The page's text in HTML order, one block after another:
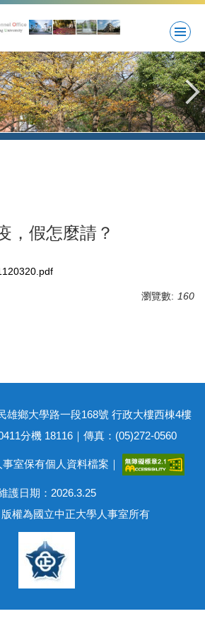
，假怎麼請？
瀏覽數: 160
雄鄉大學路一段168號 行政大樓西棟4樓
分機 18116｜傳真：(05)272-0560
事室保有個人資料檔案 ｜
護日期：2026.3.25
權為國立中正大學人事室所有